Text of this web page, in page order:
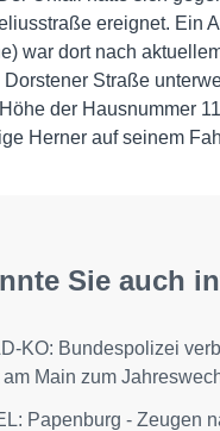
ereignet. Ein
war dort nach
Dorstener Straße
der Hausnummer
Herner auf seinem
Sie auch
KO: Bundespolizei
am Main zum
Papenburg - Zeugen